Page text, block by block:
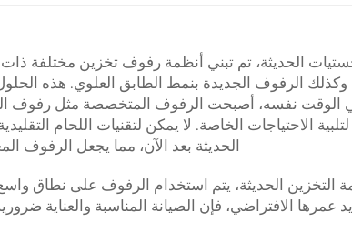
الحديثة، تم تبني أنظمة رفوف تخزين مختلفة
وكذلك الرفوف الجديدة بنمط الطابق العلوي. هذه
الوقت نفسه، أصبحت الرفوف المتخصصة مثل رفوف
الحديثة بعد الآن، مما يجعل الرفوف
التخزين الحديثة، يتم استخدام الرفوف على نطاق
عمرها الافتراضي، فإن الصيانة المناسبة والعناية